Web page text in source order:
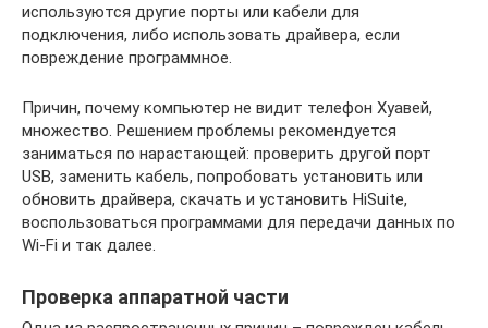
используются другие порты или кабели для
подключения, либо использовать драйвера, если
повреждение программное.
Причин, почему компьютер не видит телефон Хуавей,
множество. Решением проблемы рекомендуется
заниматься по нарастающей: проверить другой порт
USB, заменить кабель, попробовать установить или
обновить драйвера, скачать и установить HiSuite,
воспользоваться программами для передачи данных по
Wi-Fi и так далее.
Проверка аппаратной части